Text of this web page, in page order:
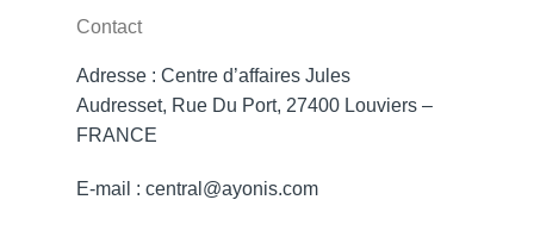
Contact
Adresse : Centre d’affaires Jules
Audresset, Rue Du Port, 27400 Louviers –
FRANCE
E-mail : central@ayonis.com